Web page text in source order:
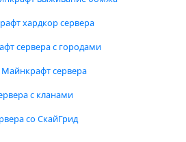
хардкор сервера
сервера с городами
сервера
с кланами
со СкайГрид